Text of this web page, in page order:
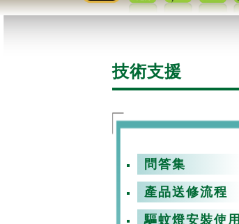
技術支援
問答集
產品送修流程
驅蚊燈安裝使用